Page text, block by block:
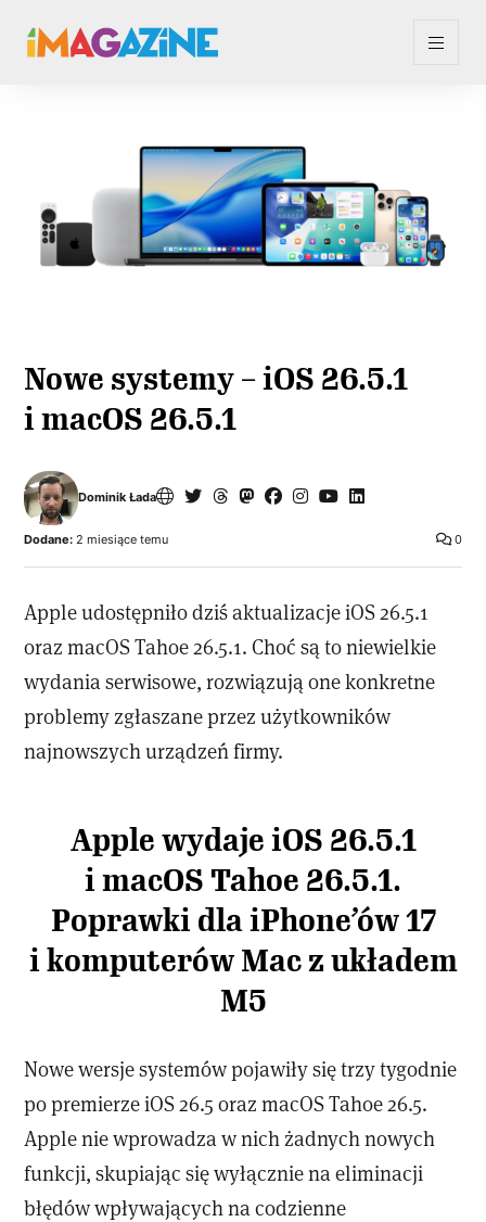
Nowe systemy – iOS 26.5.1
i macOS 26.5.1
Dominik Łada
0
Dodane: 2 miesiące temu
Apple udostępniło dziś aktualizacje iOS 26.5.1
oraz macOS Tahoe 26.5.1. Choć są to niewielkie
wydania serwisowe, rozwiązują one konkretne
problemy zgłaszane przez użytkowników
najnowszych urządzeń firmy.
Apple wydaje iOS 26.5.1
i macOS Tahoe 26.5.1.
Poprawki dla iPhone’ów 17
i komputerów Mac z układem
M5
Nowe wersje systemów pojawiły się trzy tygodnie
po premierze iOS 26.5 oraz macOS Tahoe 26.5.
Apple nie wprowadza w nich żadnych nowych
funkcji, skupiając się wyłącznie na eliminacji
błędów wpływających na codzienne